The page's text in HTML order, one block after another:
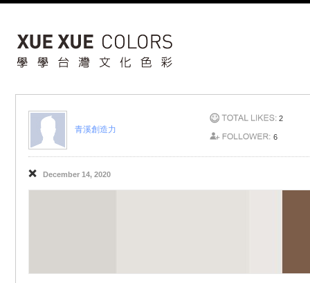
青溪創造力
2
6
❌ December 14, 2020